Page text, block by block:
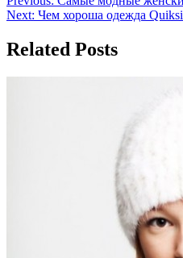
по
записям
Next: Чем хороша одежда
Related Posts